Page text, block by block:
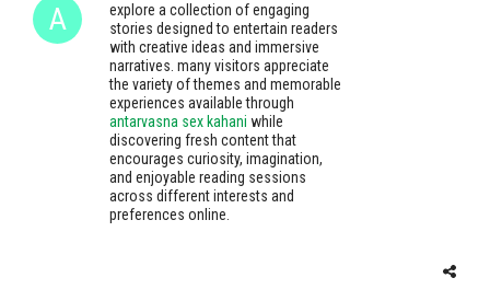
explore a collection of engaging
stories designed to entertain readers
with creative ideas and immersive
narratives. many visitors appreciate
the variety of themes and memorable
experiences available through
antarvasna sex kahani while
discovering fresh content that
encourages curiosity, imagination,
and enjoyable reading sessions
across different interests and
preferences online.